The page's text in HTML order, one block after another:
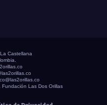
Castellana
Las Dos Orillas